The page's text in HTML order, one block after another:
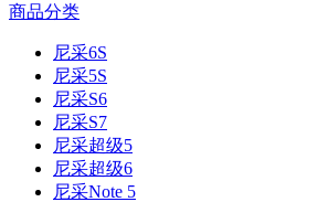
商品分类
尼采6S
尼采5S
尼采S6
尼采S7
尼采超级5
尼采超级6
尼采Note 5